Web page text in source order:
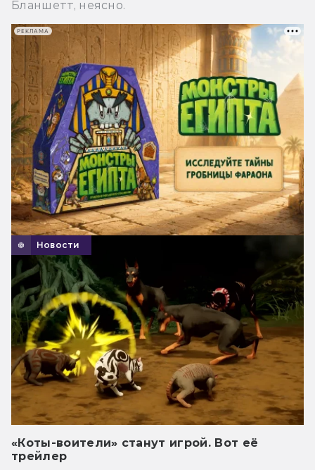
Бланшетт, неясно.
Новости
«Коты-воители» станут игрой. Вот её
трейлер
РЕКЛАМА